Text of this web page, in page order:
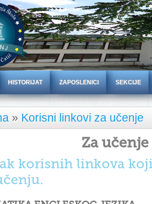
HISTORIJAT ZAPOSLENICI SEKCIJE
» Korisni linkovi za učenje
Za učenje
korisnih linkova